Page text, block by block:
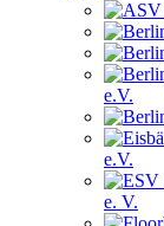
e.V.
e.V.
e. V.